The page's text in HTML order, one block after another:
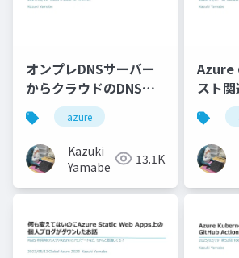
オンプレDNSサーバー
からクラウドのDNSサ
ービスへAzureのDNS
サービスをうまく活用
しよう
azure
Kazuki
Yamabe
13.1K
Azure
スト
ぼう